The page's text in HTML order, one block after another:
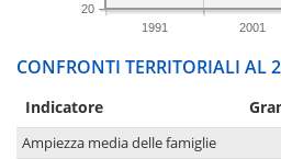
1991 2001
20
CONFRONTI TERRITORIALI AL
Indicatore
Ampiezza media delle famiglie